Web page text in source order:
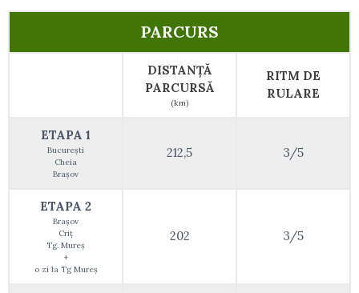
PARCURS
DISTANȚĂ
PARCURSĂ
(km)
RITM DE
RULARE
ETAPA 1
București
Cheia
Brașov
212,5 3/5
ETAPA 2
Brașov
Criț
Tg. Mureș
+
o zi la Tg Mureș
202 3/5